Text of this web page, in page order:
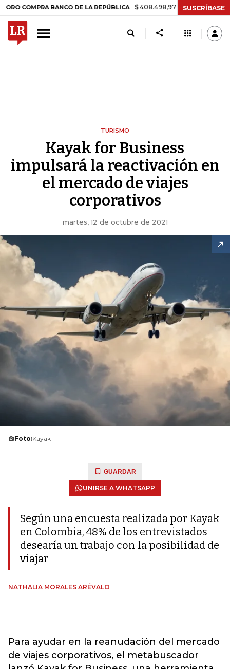
BANCO DE LA REPÚBLICA $ 408.498,97 +$ 8.753,81 +2,19%
SUSCRÍBASE
TURISMO
Kayak for Business
impulsará la reactivación en
el mercado de viajes
corporativos
martes, 12 de octubre de 2021
Foto:Kayak
GUARDAR
UNIRSE A WHATSAPP
Según una encuesta realizada por Kayak
en Colombia, 48% de los entrevistados
desearía un trabajo con la posibilidad de
viajar
NATHALIA MORALES ARÉVALO
Para ayudar en la reanudación del mercado
de viajes corporativos, el metabuscador